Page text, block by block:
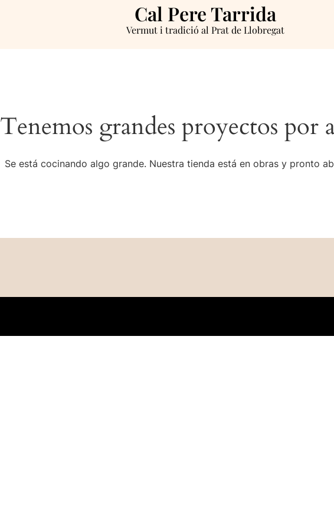
Cal Pere Tarrida
Vermut i tradició al Prat de Llobregat
Tenemos grandes proyectos por
Se está cocinando algo grande. Nuestra tienda está en obras y pronto